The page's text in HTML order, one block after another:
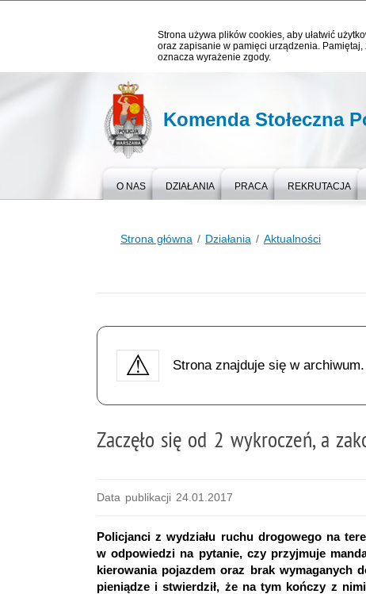
Strona używa plików cookies, aby ułatwić
oraz zapisanie w pamięci urządzenia.
oznacza wyrażenie zgody.
Komenda Stołeczna
O NAS DZIAŁANIA PRACA REKRUTACJA
Strona główna Działania Aktualności
Strona znajduje się w archiwum.
Zaczęło się od 2 wykroczeń, a
Data publikacji 24.01.2017
Policjanci z wydziału ruchu drogowego na
w odpowiedzi na pytanie, czy przyjmuje
kierowania pojazdem oraz brak wymaganych
pieniądze i stwierdził, że na tym kończy z